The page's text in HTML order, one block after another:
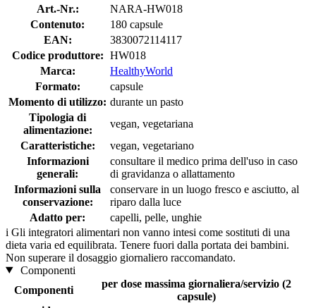
Art.-Nr.:
NARA-HW018
Contenuto:
180 capsule
EAN:
3830072114117
Codice produttore: HW018
Marca:
HealthyWorld
Formato:
capsule
Momento di utilizzo: durante un pasto
Tipologia di
alimentazione:
vegan, vegetariana
Caratteristiche:
vegan, vegetariano
Informazioni
generali:
consultare il medico prima dell'uso in caso
di gravidanza o allattamento
Informazioni sulla
conservazione:
conservare in un luogo fresco e asciutto, al
riparo dalla luce
Adatto per:
capelli, pelle, unghie
i Gli integratori alimentari non vanno intesi come sostituti di una
dieta varia ed equilibrata. Tenere fuori dalla portata dei bambini.
Non superare il dosaggio giornaliero raccomandato.
Componenti
Componenti
per dose massima giornaliera/servizio (2
capsule)